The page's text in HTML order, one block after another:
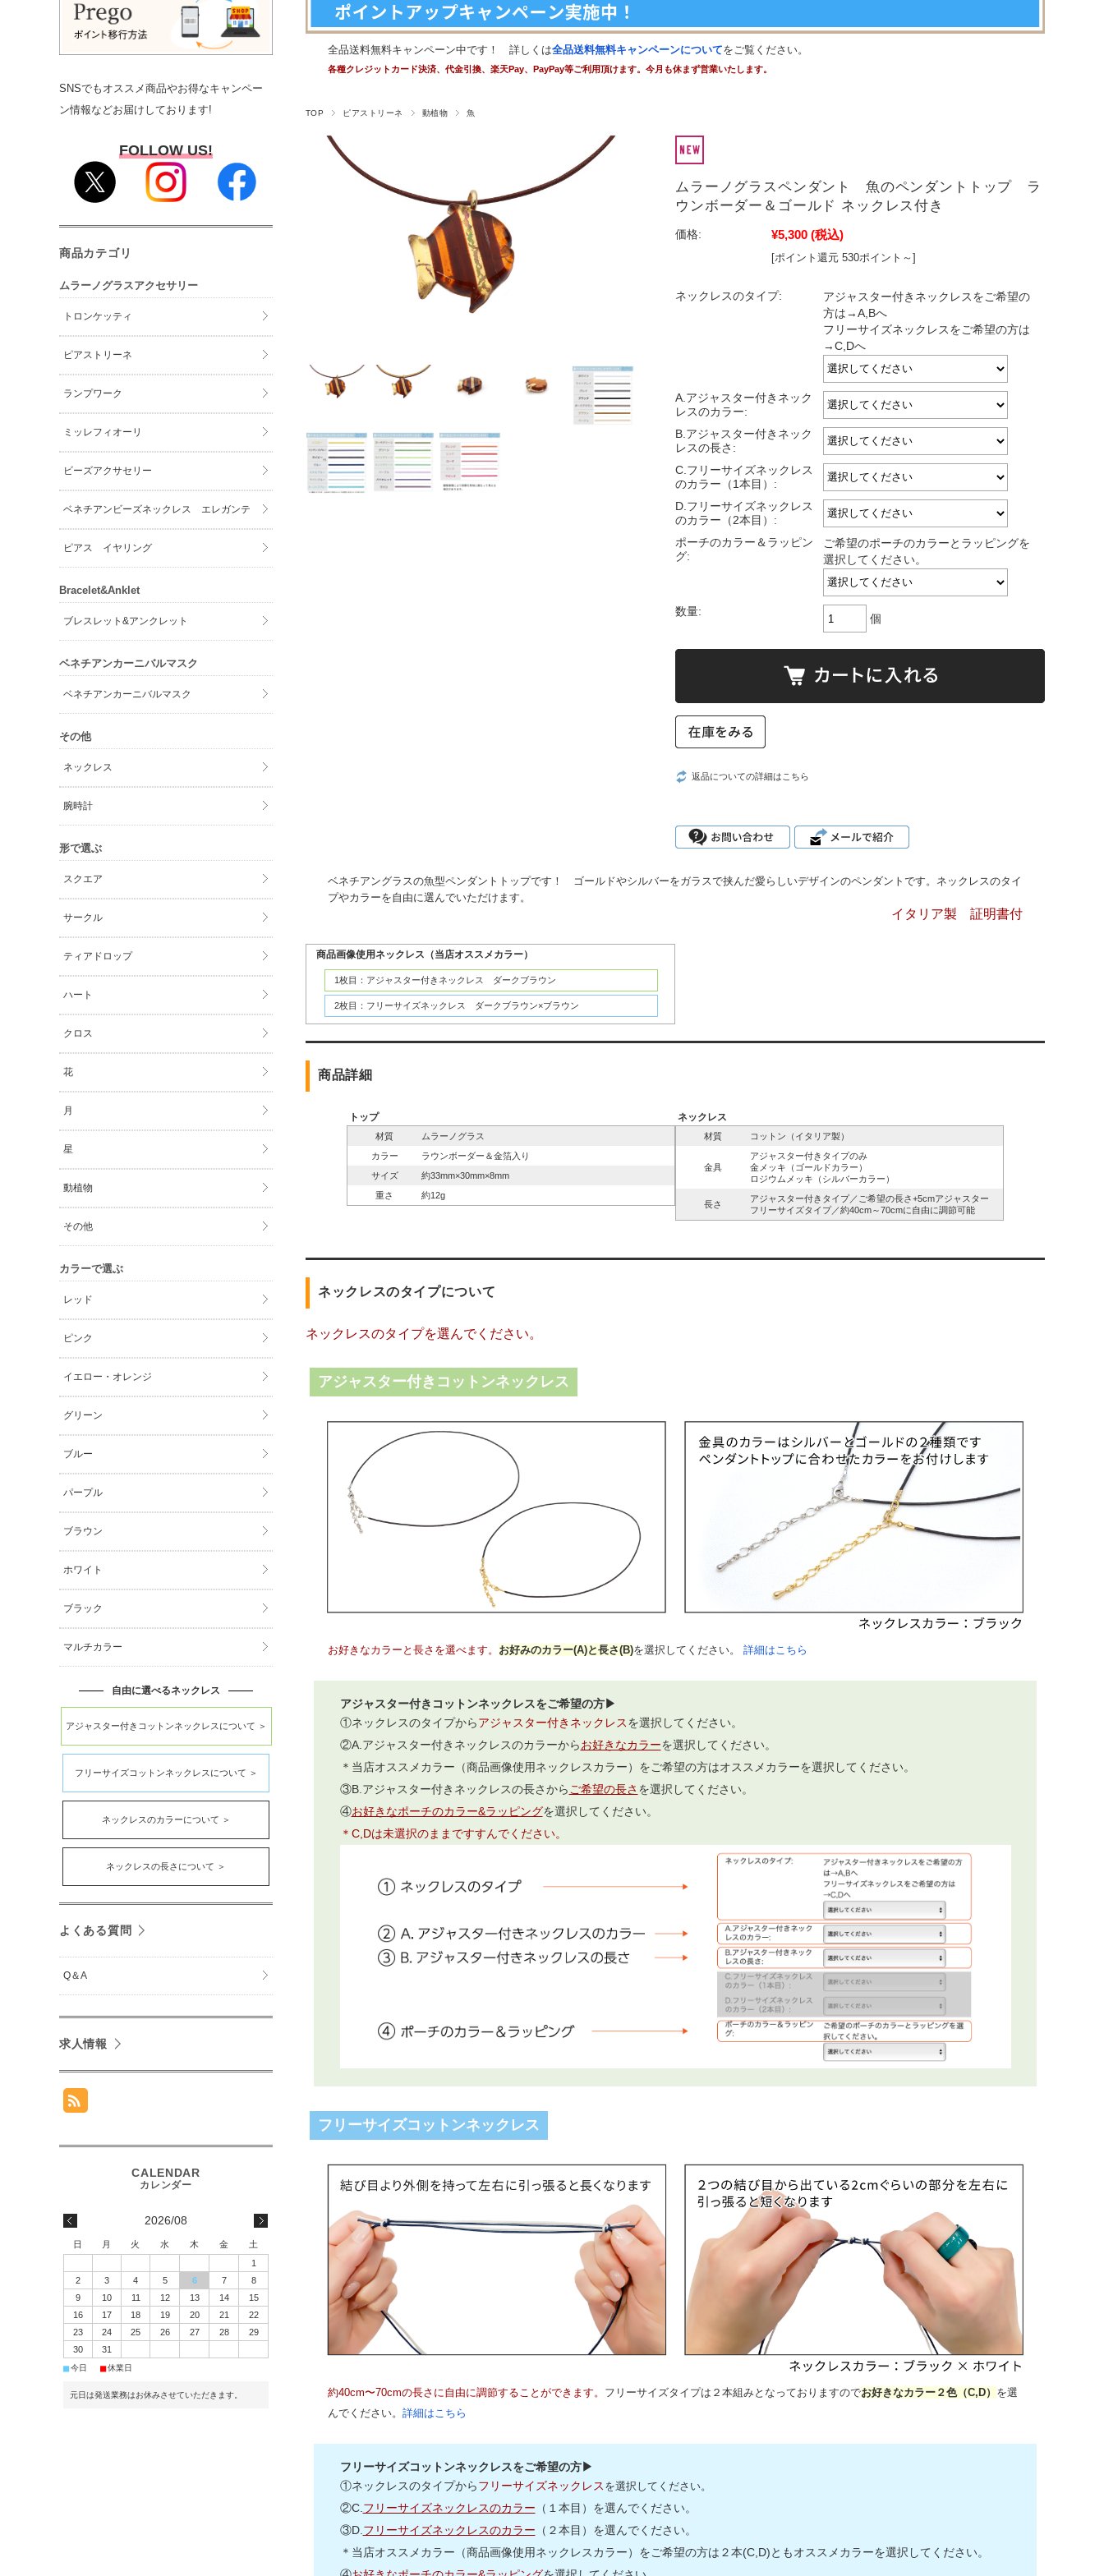
全品送料無料キャンペーン中です！ 詳しくは全品送料無料キャンペーンについてをご覧ください。
各種クレジットカード決済、代金引換、楽天Pay、PayPay等ご利用頂けます。今月も休まず営業いたします。
TOP ピアストリーネ 動植物 魚
ムラーノグラスペンダント 魚のペンダントトップ ラ
ウンボーダー＆ゴールド ネックレス付き
価格: ¥5,300 (税込)
[ポイント還元 530ポイント～]
ネックレスのタイプ:
アジャスター付きネックレスをご希望の
方は→A,Bへ
フリーサイズネックレスをご希望の方は
→C,Dへ
A.アジャスター付きネック
レスのカラー:
B.アジャスター付きネック
レスの長さ:
C.フリーサイズネックレス
のカラー（1本目）:
D.フリーサイズネックレス
のカラー（2本目）:
ポーチのカラー＆ラッピン
グ:
ご希望のポーチのカラーとラッピングを
選択してください。
数量:
個
返品についての詳細はこちら
ベネチアングラスの魚型ペンダントトップです！ ゴールドやシルバーをガラスで挟んだ愛らしいデザインのペンダントです。ネックレスのタイ
プやカラーを自由に選んでいただけます。
イタリア製 証明書付
商品画像使用ネックレス（当店オススメカラー）
1枚目：アジャスター付きネックレス ダークブラウン
2枚目：フリーサイズネックレス ダークブラウン×ブラウン
商品詳細
トップ
材質
ムラーノグラス
カラー
ラウンボーダー＆金箔入り
サイズ
約33mm×30mm×8mm
重さ
約12g
ネックレス
材質 コットン（イタリア製）
金具
アジャスター付きタイプのみ
金メッキ（ゴールドカラー）
ロジウムメッキ（シルバーカラー）
長さ
アジャスター付きタイプ／ご希望の長さ+5cmアジャスター
フリーサイズタイプ／約40cm～70cmに自由に調節可能
ネックレスのタイプについて
ネックレスのタイプを選んでください。
アジャスター付きコットンネックレス
お好きなカラーと長さを選べます。 お好みのカラー(A)と長さ(B)を選択してください。 詳細はこちら
アジャスター付きコットンネックレスをご希望の方▶
①ネックレスのタイプから アジャスター付きネックレス を選択してください。
②A.アジャスター付きネックレスのカラーから お好きなカラーを選択してください。
＊当店オススメカラー（商品画像使用ネックレスカラー）をご希望の方はオススメカラーを選択してください。
③B.アジャスター付きネックレスの長さから ご希望の長さ を選択してください。
④お好きなポーチのカラー&ラッピングを選択してください。
＊C,Dは未選択のままですすんでください。
フリーサイズコットンネックレス
約40cm〜70cmの長さに自由に調節することができます。 フリーサイズタイプは２本組みとなっておりますのでお好きなカラー２色（C,D） を選
んでください。 詳細はこちら
フリーサイズコットンネックレスをご希望の方▶
①ネックレスのタイプから フリーサイズネックレス を選択してください。
②C.フリーサイズネックレスのカラー （１本目）を選んでください。
③D.フリーサイズネックレスのカラー （２本目）を選んでください。
＊当店オススメカラー（商品画像使用ネックレスカラー）をご希望の方は２本(C,D)ともオススメカラーを選択してください。
SNSでもオススメ商品やお得なキャンペー
ン情報などお届けしております!
FOLLOW US!
商品カテゴリ
ムラーノグラスアクセサリー
トロンケッティ
ピアストリーネ
ランプワーク
ミッレフィオーリ
ビーズアクサセリー
ベネチアンビーズネックレス エレガンテ
ピアス イヤリング
Bracelet&Anklet
ブレスレット&アンクレット
ベネチアンカーニバルマスク
ベネチアンカーニバルマスク
その他
ネックレス
腕時計
形で選ぶ
スクエア
サークル
ティアドロップ
ハート
クロス
花
月
星
動植物
その他
カラーで選ぶ
レッド
ピンク
イエロー・オレンジ
グリーン
ブルー
パープル
ブラウン
ホワイト
ブラック
マルチカラー
自由に選べるネックレス
アジャスター付きコットンネックレスについて ＞
フリーサイズコットンネックレスについて ＞
ネックレスのカラーについて ＞
ネックレスの長さについて ＞
よくある質問
Q＆A
求人情報
2026/08
日 月 火 水 木 金
土
1
2
3 4 5 6 7
8
9
10 11 12 13 14
15
16
17 18 19 20 21
22
23
24 25 26 27 28
29
30
31
■今日 ■休業日
元日は発送業務はお休みさせていただきます。